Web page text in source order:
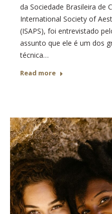
da Sociedade Brasileira de
International Society of
(ISAPS), foi entrevistado
assunto que ele é um dos
técnica…
Read more